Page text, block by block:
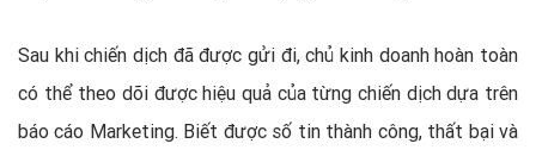
Sau khi chiến dịch đã được gửi đi, chủ kinh doanh hoàn toàn
có thể theo dõi được hiệu quả của từng chiến dịch dựa trên
báo cáo Marketing. Biết được số tin thành công, thất bại và